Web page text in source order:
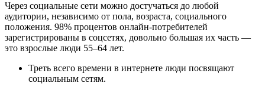
Через социальные сети можно достучаться до любой
аудитории, независимо от пола, возраста, социального
положения. 98% процентов онлайн-потребителей
зарегистрированы в соцсетях, довольно большая их часть —
это взрослые люди 55–64 лет.
Треть всего времени в интернете люди посвящают
социальным сетям.